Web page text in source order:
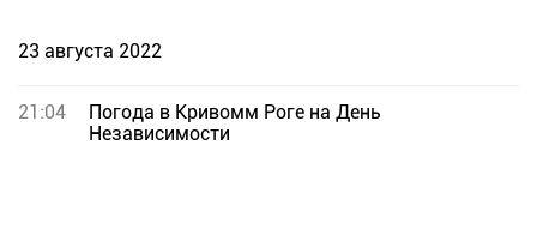
23 августа 2022
21:04
Погода в Кривомм Роге на День
Независимости